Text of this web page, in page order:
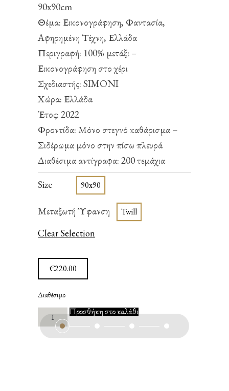
90x90cm
Θέμα: Εικονογράφηση, Φαντασία,
Αφηρημένη Τέχνη, Ελλάδα
Περιγραφή: 100% μετάξι –
Εικονογράφηση στο χέρι
Σχεδιαστής: SIMONI
Χώρα: Ελλάδα
Έτος: 2022
Φροντίδα: Μόνο στεγνό καθάρισμα –
Σιδέρωμα μόνο στην πίσω πλευρά
Διαθέσιμα αντίγραφα: 200 τεμάχια
Size
90x90
Μεταξωτή Ύφανση Twill
Clear Selection
€220.00
Διαθέσιμο
"Niata"
ποσότητα
Προσθήκη στο καλάθι